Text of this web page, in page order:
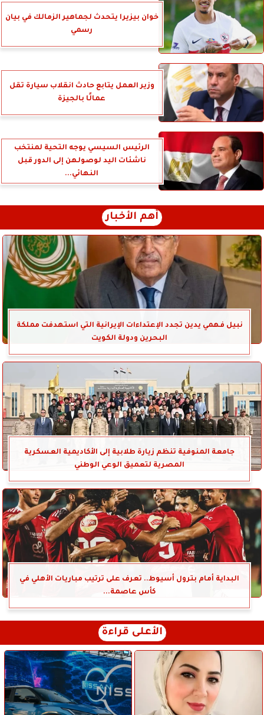
خوان بيزيرا يتحدث لجماهير الزمالك في بيان
رسمي
وزير العمل يتابع حادث انقلاب سيارة تقل
عمالًا بالجيزة
الرئيس السيسي يوجه التحية لمنتخب
ناشئات اليد لوصولهن إلى الدور قبل
النهائي...
أهم الأخبار
نبيل فهمي يدين تجدد الإعتداءات الإيرانية التي استهدفت مملكة
البحرين ودولة الكويت
جامعة المنوفية تنظم زيارة طلابية إلى الأكاديمية العسكرية
المصرية لتعميق الوعي الوطني
البداية أمام بترول أسيوط.. تعرف على ترتيب مباريات الأهلي في
كأس عاصمة...
الأعلى قراءة